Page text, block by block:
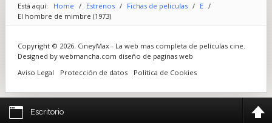
Está aquí: Home / Estrenos / Fichas de peliculas / E /
El hombre de mimbre (1973)
Copyright © 2026. CineyMax - La web mas completa de películas cine.
Designed by webmancha.com diseño de paginas web
Aviso Legal
Protección de datos Politica de Cookies
Escritorio